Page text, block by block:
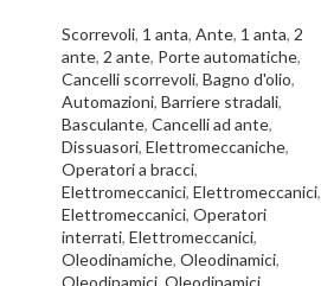
Scorrevoli, 1 anta, Ante, 1 anta, 2
ante, 2 ante, Porte automatiche,
Cancelli scorrevoli, Bagno d'olio,
Automazioni, Barriere stradali,
Basculante, Cancelli ad ante,
Dissuasori, Elettromeccaniche,
Operatori a bracci,
Elettromeccanici, Elettromeccanici,
Elettromeccanici, Operatori
interrati, Elettromeccanici,
Oleodinamiche, Oleodinamici,
Oleodinamici, Oleodinamici